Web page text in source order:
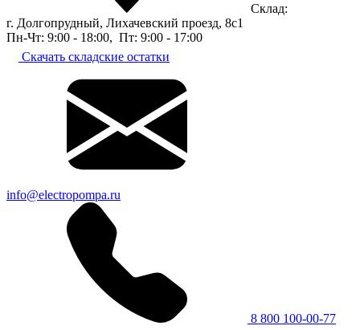
Склад:
г. Долгопрудный, Лихачевский проезд, 8c1
Пн-Чт: 9:00 - 18:00, Пт: 9:00 - 17:00
Скачать складские остатки
info@electropompa.ru
8 800 100-00-77